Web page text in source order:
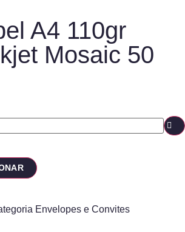
A4 110gr
Mosaic 50
Envelopes e Convites